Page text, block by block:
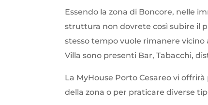
Essendo la zona di Boncore, nelle
struttura non dovrete così subire il
stesso tempo vuole rimanere vicino
Villa sono presenti Bar, Tabacchi,
La MyHouse Porto Cesareo vi
della zona o per praticare diverse